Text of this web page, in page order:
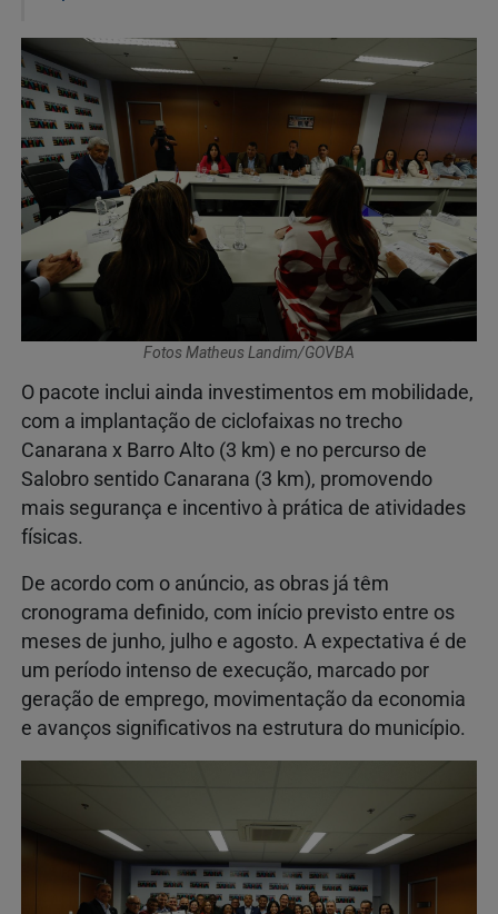
Fotos Matheus Landim/GOVBA
O pacote inclui ainda investimentos em mobilidade,
com a implantação de ciclofaixas no trecho
Canarana x Barro Alto (3 km) e no percurso de
Salobro sentido Canarana (3 km), promovendo
mais segurança e incentivo à prática de atividades
físicas.
De acordo com o anúncio, as obras já têm
cronograma definido, com início previsto entre os
meses de junho, julho e agosto. A expectativa é de
um período intenso de execução, marcado por
geração de emprego, movimentação da economia
e avanços significativos na estrutura do município.